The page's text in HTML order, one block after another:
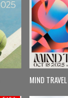
MIND TRAVEL